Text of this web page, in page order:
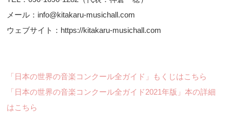
メール：info@kitakaru-musichall.com
ウェブサイト：https://kitakaru-musichall.com
「日本の世界の音楽コンクール全ガイド」もくじはこちら
「日本の世界の音楽コンクール全ガイド2021年版」本の詳細
はこちら